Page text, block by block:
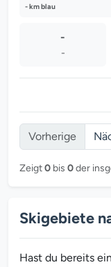
- km blau
-
-
Vorherige
Zeigt0 bis 0der
Skigebiete
Hast du bereits